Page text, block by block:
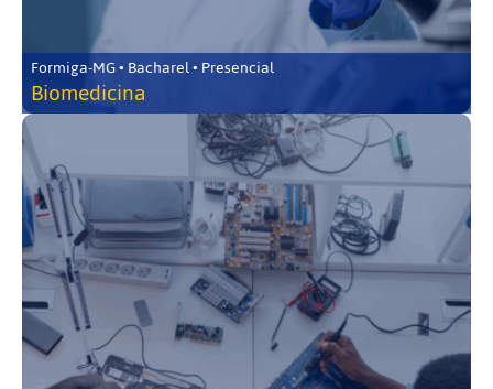
Formiga-MG • Bacharel • Presencial
Biomedicina